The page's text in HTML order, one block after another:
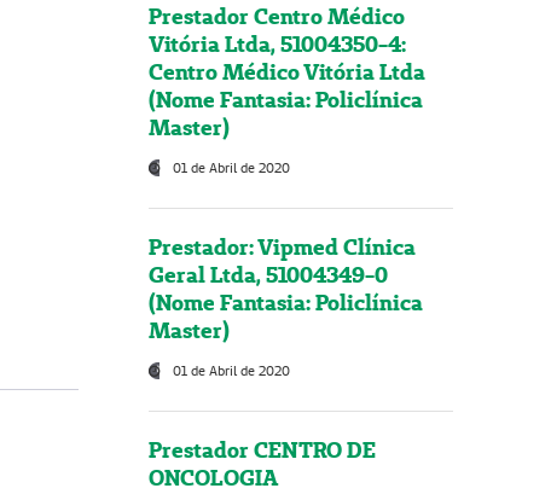
Prestador Centro Médico
Vitória Ltda, 51004350-4:
Centro Médico Vitória Ltda
(Nome Fantasia: Policlínica
Master)
01 de Abril de 2020
Prestador: Vipmed Clínica
Geral Ltda, 51004349-0
(Nome Fantasia: Policlínica
Master)
01 de Abril de 2020
Prestador CENTRO DE
ONCOLOGIA